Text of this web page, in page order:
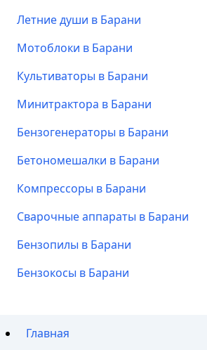
Летние души в Барани
Мотоблоки в Барани
Культиваторы в Барани
Минитрактора в Барани
Бензогенераторы в Барани
Бетономешалки в Барани
Компрессоры в Барани
Сварочные аппараты в Барани
Бензопилы в Барани
Бензокосы в Барани
Главная